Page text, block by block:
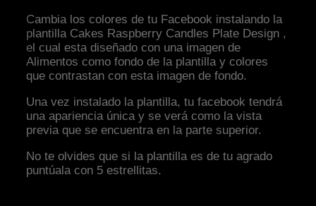
Cambia los colores de tu Facebook instalando la
plantilla Cakes Raspberry Candles Plate Design ,
el cual esta diseñado con una imagen de
Alimentos como fondo de la plantilla y colores
que contrastan con esta imagen de fondo.
Una vez instalado la plantilla, tu facebook tendrá
una apariencia única y se verá como la vista
previa que se encuentra en la parte superior.
No te olvides que si la plantilla es de tu agrado
puntúala con 5 estrellitas.